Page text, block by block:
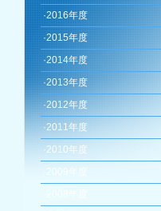
·2016年度
·2015年度
·2014年度
·2013年度
·2012年度
·2011年度
·2010年度
2009年度